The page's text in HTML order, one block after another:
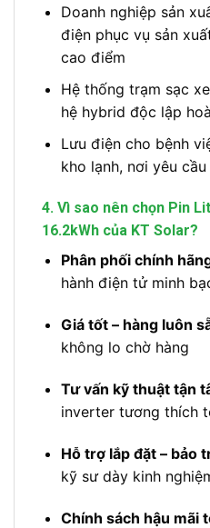
Doanh nghiệp sản
điện phục vụ sản
cao điểm
Hệ thống trạm sạc
hệ hybrid độc lập
Lưu điện cho bệnh
kho lạnh, nơi yêu
4. Vì sao nên chọn Pin
16.2kWh của KT Solar?
Phân phối chính
hành điện tử minh
Giá tốt – hàng luôn
không lo chờ hàng
Tư vấn kỹ thuật tận
inverter tương thích
Hỗ trợ lắp đặt – bảo
kỹ sư dày kinh
Chính sách hậu mãi